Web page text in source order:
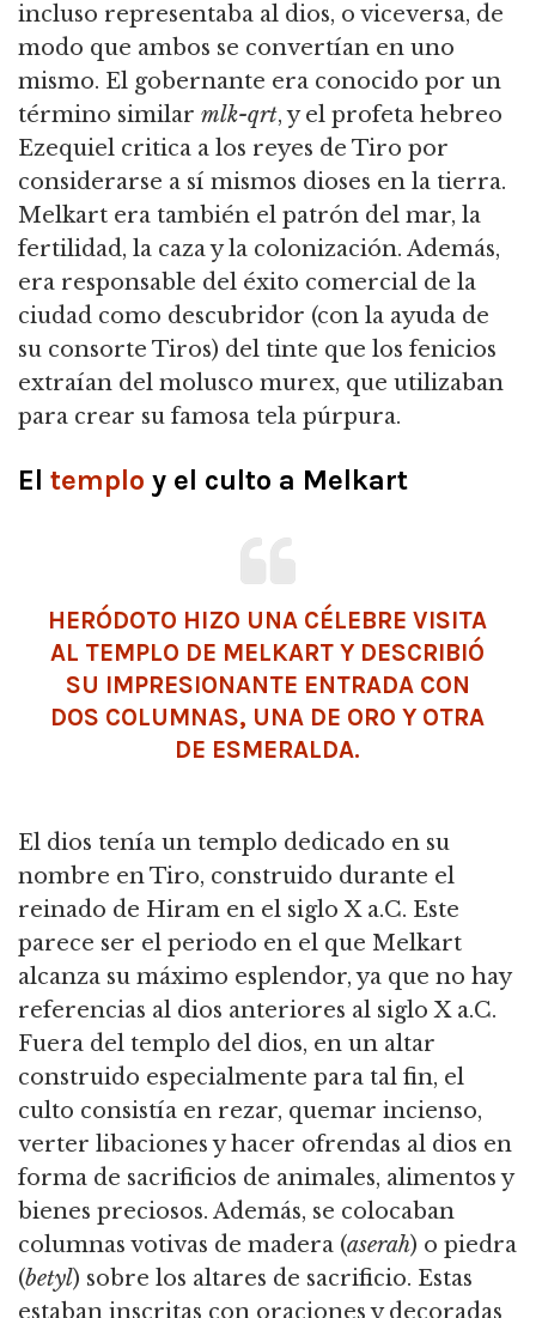
incluso representaba al dios, o viceversa, de
modo que ambos se convertían en uno
mismo. El gobernante era conocido por un
término similar mlk-qrt, y el profeta hebreo
Ezequiel critica a los reyes de Tiro por
considerarse a sí mismos dioses en la tierra.
Melkart era también el patrón del mar, la
fertilidad, la caza y la colonización. Además,
era responsable del éxito comercial de la
ciudad como descubridor (con la ayuda de
su consorte Tiros) del tinte que los fenicios
extraían del molusco murex, que utilizaban
para crear su famosa tela púrpura.
El templo y el culto a Melkart
HERÓDOTO HIZO UNA CÉLEBRE VISITA
AL TEMPLO DE MELKART Y DESCRIBIÓ
SU IMPRESIONANTE ENTRADA CON
DOS COLUMNAS, UNA DE ORO Y OTRA
DE ESMERALDA.
El dios tenía un templo dedicado en su
nombre en Tiro, construido durante el
reinado de Hiram en el siglo X a.C. Este
parece ser el periodo en el que Melkart
alcanza su máximo esplendor, ya que no hay
referencias al dios anteriores al siglo X a.C.
Fuera del templo del dios, en un altar
construido especialmente para tal fin, el
culto consistía en rezar, quemar incienso,
verter libaciones y hacer ofrendas al dios en
forma de sacrificios de animales, alimentos y
bienes preciosos. Además, se colocaban
columnas votivas de madera (aserah) o piedra
(betyl) sobre los altares de sacrificio. Estas
estaban inscritas con oraciones y decoradas